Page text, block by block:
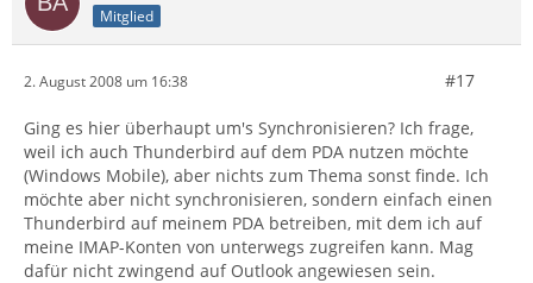
Mitglied
2. August 2008 um 16:38 #17
Ging es hier überhaupt um's Synchronisieren? Ich frage,
weil ich auch Thunderbird auf dem PDA nutzen möchte
(Windows Mobile), aber nichts zum Thema sonst finde. Ich
möchte aber nicht synchronisieren, sondern einfach einen
Thunderbird auf meinem PDA betreiben, mit dem ich auf
meine IMAP-Konten von unterwegs zugreifen kann. Mag
dafür nicht zwingend auf Outlook angewiesen sein.